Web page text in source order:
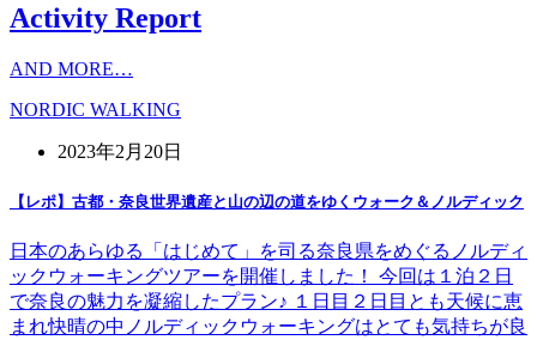
Activity Report
AND MORE…
NORDIC WALKING
2023年2月20日
【レポ】古都・奈良世界遺産と山の辺の道をゆくウォーク＆ノルディック
日本のあらゆる「はじめて」を司る奈良県をめぐるノルディ
ックウォーキングツアーを開催しました！ 今回は１泊２日
で奈良の魅力を凝縮したプラン♪ １日目２日目とも天候に恵
まれ快晴の中ノルディックウォーキングはとても気持ちが良